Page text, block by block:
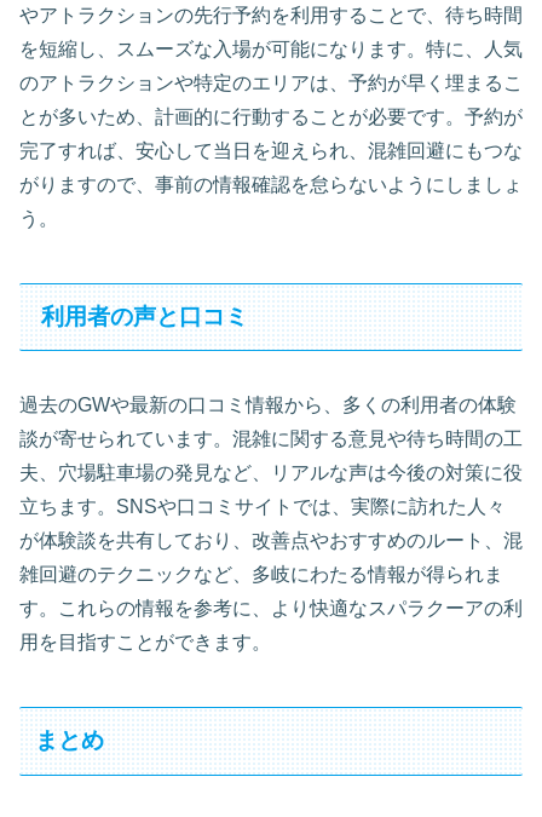
やアトラクションの先行予約を利用することで、待ち時間
を短縮し、スムーズな入場が可能になります。特に、人気
のアトラクションや特定のエリアは、予約が早く埋まるこ
とが多いため、計画的に行動することが必要です。予約が
完了すれば、安心して当日を迎えられ、混雑回避にもつな
がりますので、事前の情報確認を怠らないようにしましょ
う。
利用者の声と口コミ
過去のGWや最新の口コミ情報から、多くの利用者の体験
談が寄せられています。混雑に関する意見や待ち時間の工
夫、穴場駐車場の発見など、リアルな声は今後の対策に役
立ちます。SNSや口コミサイトでは、実際に訪れた人々
が体験談を共有しており、改善点やおすすめのルート、混
雑回避のテクニックなど、多岐にわたる情報が得られま
す。これらの情報を参考に、より快適なスパラクーアの利
用を目指すことができます。
まとめ